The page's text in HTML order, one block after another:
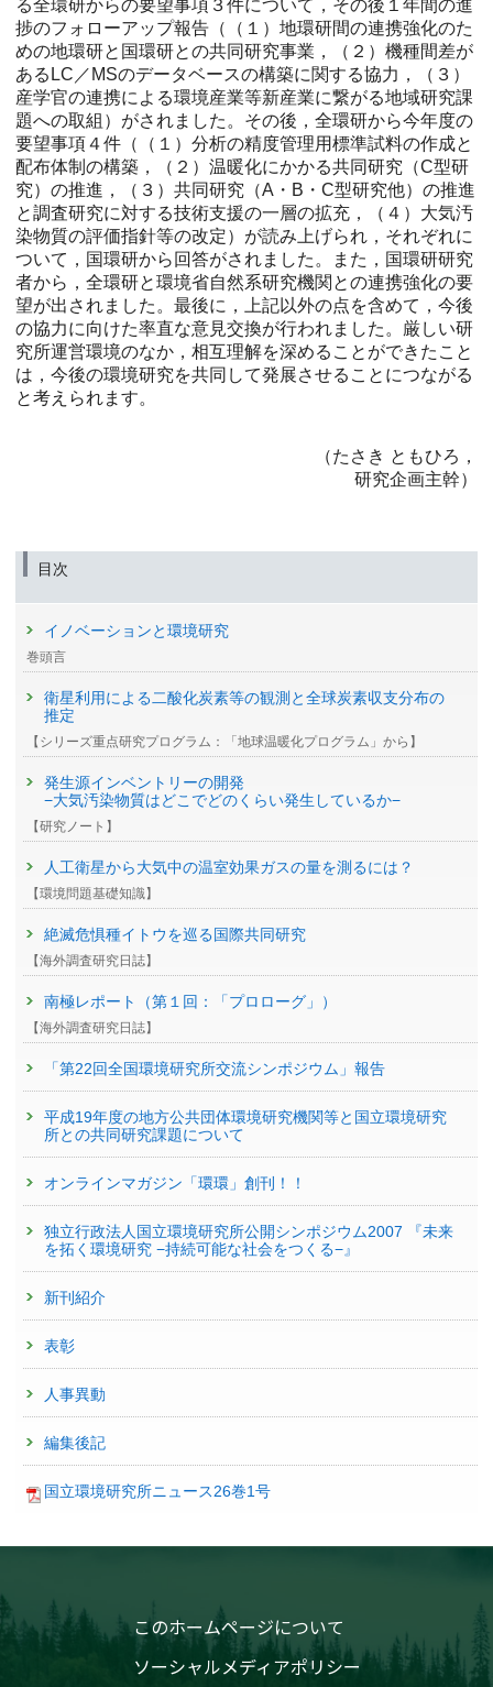
る全環研からの要望事項３件について，その後１年間の進
捗のフォローアップ報告（（１）地環研間の連携強化のた
めの地環研と国環研との共同研究事業，（２）機種間差が
あるLC／MSのデータベースの構築に関する協力，（３）
産学官の連携による環境産業等新産業に繋がる地域研究課
題への取組）がされました。その後，全環研から今年度の
要望事項４件（（１）分析の精度管理用標準試料の作成と
配布体制の構築，（２）温暖化にかかる共同研究（C型研
究）の推進，（３）共同研究（A・B・C型研究他）の推進
と調査研究に対する技術支援の一層の拡充，（４）大気汚
染物質の評価指針等の改定）が読み上げられ，それぞれに
ついて，国環研から回答がされました。また，国環研研究
者から，全環研と環境省自然系研究機関との連携強化の要
望が出されました。最後に，上記以外の点を含めて，今後
の協力に向けた率直な意見交換が行われました。厳しい研
究所運営環境のなか，相互理解を深めることができたこと
は，今後の環境研究を共同して発展させることにつながる
と考えられます。
（たさき ともひろ，
研究企画主幹）
目次
イノベーションと環境研究
巻頭言
衛星利用による二酸化炭素等の観測と全球炭素収支分布の
推定
【シリーズ重点研究プログラム：「地球温暖化プログラム」から】
発生源インベントリーの開発
−大気汚染物質はどこでどのくらい発生しているか−
【研究ノート】
人工衛星から大気中の温室効果ガスの量を測るには？
【環境問題基礎知識】
絶滅危惧種イトウを巡る国際共同研究
【海外調査研究日誌】
南極レポート（第１回：「プロローグ」）
【海外調査研究日誌】
「第22回全国環境研究所交流シンポジウム」報告
平成19年度の地方公共団体環境研究機関等と国立環境研究
所との共同研究課題について
オンラインマガジン「環環」創刊！！
独立行政法人国立環境研究所公開シンポジウム2007 『未来
を拓く環境研究 −持続可能な社会をつくる−』
新刊紹介
表彰
人事異動
編集後記
国立環境研究所ニュース26巻1号
このホームページについて
ソーシャルメディアポリシー